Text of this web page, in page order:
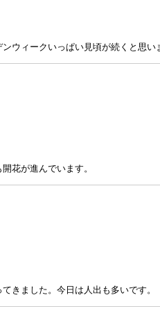
ウィークいっぱい見頃が続くと思い
花が進んでいます。
きました。今日は人出も多いです。